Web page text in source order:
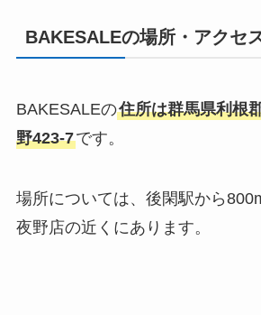
BAKESALEの場所・アクセ
BAKESALEの住所は群馬県利根
野423-7です。
場所については、後閑駅から
夜野店の近くにあります。